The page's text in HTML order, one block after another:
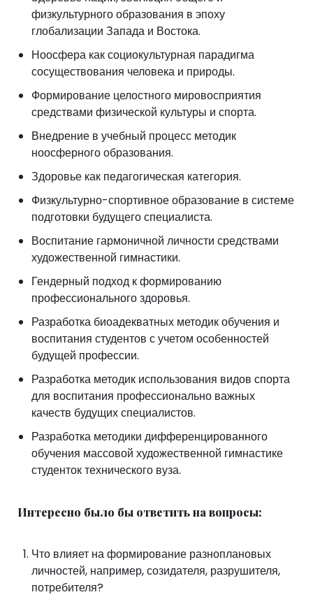
физкультурного образования в эпоху
глобализации Запада и Востока.
Ноосфера как социокультурная парадигма
сосуществования человека и природы.
Формирование целостного мировосприятия
средствами физической культуры и спорта.
Внедрение в учебный процесс методик
ноосферного образования.
Здоровье как педагогическая категория.
Физкультурно-спортивное образование в системе
подготовки будущего специалиста.
Воспитание гармоничной личности средствами
художественной гимнастики.
Гендерный подход к формированию
профессионального здоровья.
Разработка биоадекватных методик обучения и
воспитания студентов с учетом особенностей
будущей профессии.
Разработка методик использования видов спорта
для воспитания профессионально важных
качеств будущих специалистов.
Разработка методики дифференцированного
обучения массовой художественной гимнастике
студенток технического вуза.
Интересно было бы ответить на вопросы:
Что влияет на формирование разноплановых
личностей, например, созидателя, разрушителя,
потребителя?